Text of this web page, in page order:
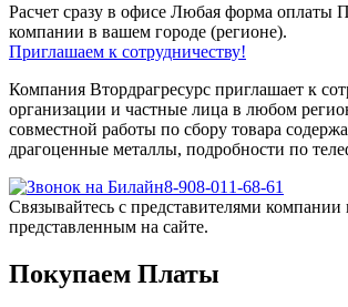
Расчет сразу в офисе Любая форма оплаты
компании в вашем городе (регионе).
Приглашаем к сотрудничеству!
Компания Втордрагресурс приглашает к
организации и частные лица в любом
совместной работы по сбору товара
драгоценные металлы, подробности по
8-908-011-68-61
Связывайтесь с представителями компании
представленным на сайте.
Покупаем Платы